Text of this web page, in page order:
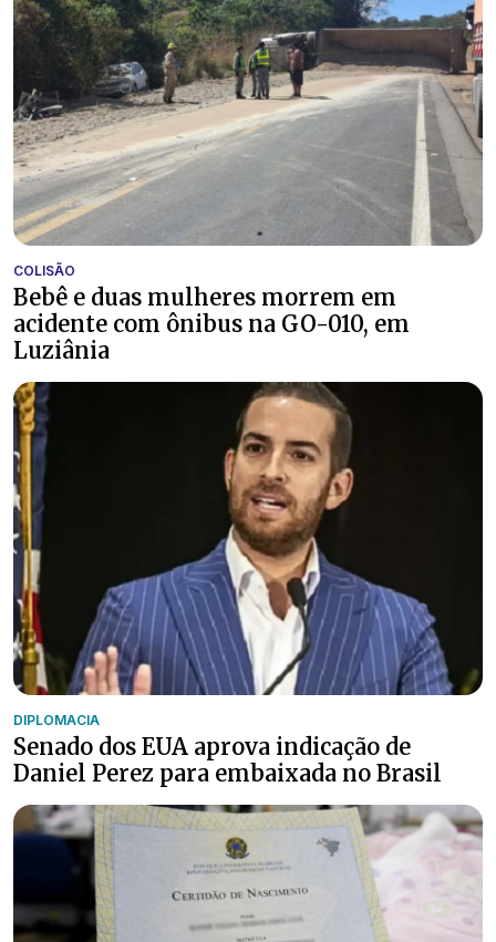
COLISÃO
Bebê e duas mulheres morrem em
acidente com ônibus na GO-010, em
Luziânia
DIPLOMACIA
Senado dos EUA aprova indicação de
Daniel Perez para embaixada no Brasil